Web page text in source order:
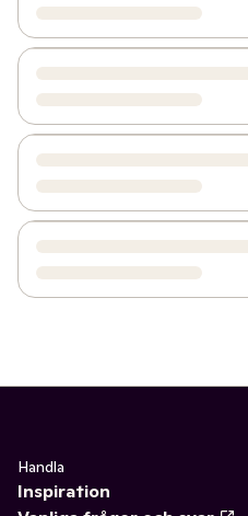
Handla
Inspiration